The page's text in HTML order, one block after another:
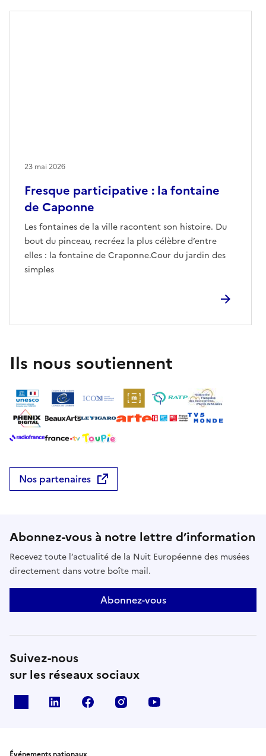
Fresque participative : la fontaine
de Caponne
Les fontaines de la ville racontent son histoire. Du
bout du pinceau, recréez la plus célèbre d’entre
elles : la fontaine de Craponne.Cour du jardin des
simples
23 mai 2026
Ils nous soutiennent
Nos partenaires
Abonnez-vous à notre lettre d’information
Recevez toute l’actualité de la Nuit Européenne des musées
directement dans votre boîte mail.
Abonnez-vous
Suivez-nous
sur les réseaux sociaux
Linkedin Facebook Instagram